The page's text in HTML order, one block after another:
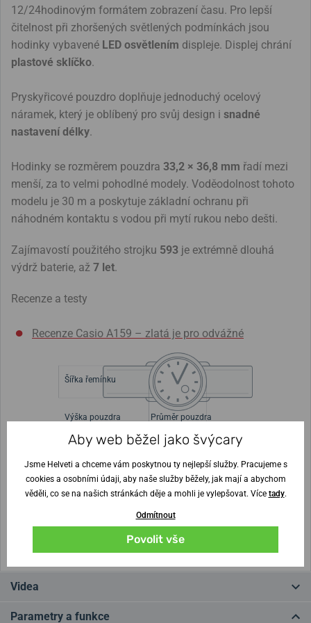
12/24hodinovým formátem zobrazení času. Pro lepší
čitelnost při zhoršených světlených podmínkách jsou
hodinky vybavené LED osvětlením displeje. Displej chrání
plastové sklíčko.
Pryskyřicové pouzdro doplňuje jednoduchý ocelový
náramek, který je oblíbený pro svůj design i snadné
nastavení délky.
Hodinky se rozměrem pouzdra 33,2 × 36,8 mm řadí mezi
menší, za to velmi pohodlné modely. Voděodolnost tohoto
modelu je 30 m a poskytuje základní ochranu při
náhodném kontaktu s vodou při mytí rukou nebo dešti.
Zajímavostí použitého strojku 593 je extrémně dlouhá
výdrž baterie, až 7 let.
Recenze a testy
Recenze Casio A159 – zlatá je pro odvážné
Šířka řemínku
Výška pouzdra Průměr pouzdra
Nejste si jisti velikostí?
Vytisknout vzory velikostí
Videa
Parametry a funkce
Aby web běžel jako švýcary
Jsme Helveti a chceme vám poskytnou ty nejlepší služby. Pracujeme s
cookies a osobními údaji, aby naše služby běžely, jak mají a abychom
věděli, co se na našich stránkách děje a mohli je vylepšovat. Více tady.
Odmítnout
Povolit vše